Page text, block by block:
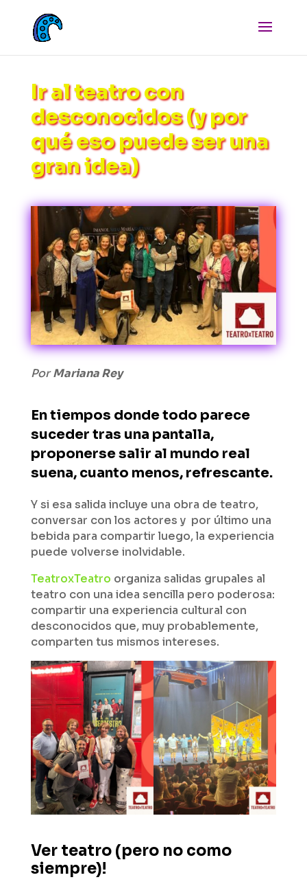
Ir al teatro con
desconocidos (y por
qué eso puede ser una
gran idea)
PorMariana Rey
En tiempos donde todo parece
suceder tras una pantalla,
proponerse salir al mundo real
suena, cuanto menos, refrescante.
Y si esa salida incluye una obra de teatro,
conversar con los actores y por último una
bebida para compartir luego, la experiencia
puede volverse inolvidable.
TeatroxTeatro organiza salidas grupales al
teatro con una idea sencilla pero poderosa:
compartir una experiencia cultural con
desconocidos que, muy probablemente,
comparten tus mismos intereses.
Ver teatro (pero no como
siempre)!